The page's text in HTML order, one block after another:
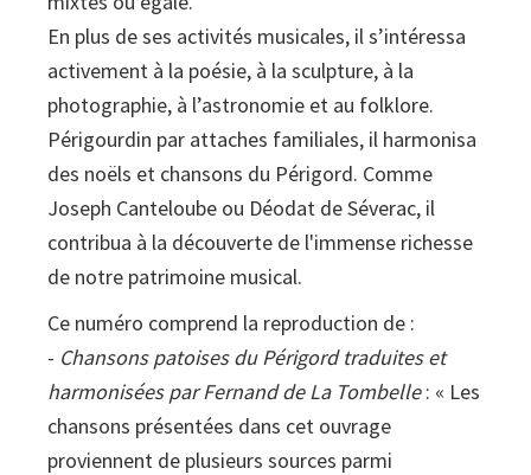
En plus de ses activités musicales, il s’intéressa
activement à la poésie, à la sculpture, à la
photographie, à l’astronomie et au folklore.
Périgourdin par attaches familiales, il harmonisa
des noëls et chansons du Périgord. Comme
Joseph Canteloube ou Déodat de Séverac, il
contribua à la découverte de l'immense richesse
de notre patrimoine musical.
Ce numéro comprend la reproduction de :
- Chansons patoises du Périgord traduites et
harmonisées par Fernand de La Tombelle: « Les
chansons présentées dans cet ouvrage
proviennent de plusieurs sources parmi